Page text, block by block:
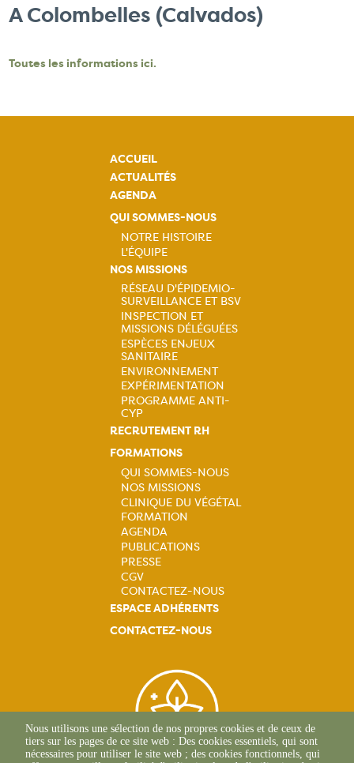
A Colombelles (Calvados)
Toutes les informations ici.
ACCUEIL
ACTUALITÉS
AGENDA
QUI SOMMES-NOUS
Navigation
principale
NOTRE HISTOIRE
L'ÉQUIPE
NOS MISSIONS
Navigation
principale
RÉSEAU D'ÉPIDEMIO-
SURVEILLANCE ET BSV
INSPECTION ET
MISSIONS DÉLÉGUÉES
ESPÈCES ENJEUX
SANITAIRE
ENVIRONNEMENT
EXPÉRIMENTATION
PROGRAMME ANTI-
CYP
RECRUTEMENT RH
FORMATIONS
Navigation
principale
QUI SOMMES-NOUS
NOS MISSIONS
CLINIQUE DU VÉGÉTAL
FORMATION
AGENDA
PUBLICATIONS
PRESSE
CGV
CONTACTEZ-NOUS
ESPACE ADHÉRENTS
CONTACTEZ-NOUS
Nous utilisons une sélection de nos propres cookies et de ceux de
tiers sur les pages de ce site web : Des cookies essentiels, qui sont
nécessaires pour utiliser le site web ; des cookies fonctionnels, qui